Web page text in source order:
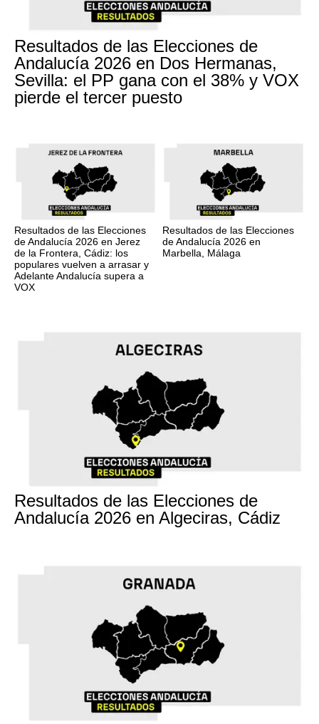
Resultados de las Elecciones de
Andalucía 2026 en Dos Hermanas,
Sevilla: el PP gana con el 38% y VOX
pierde el tercer puesto
Resultados de las Elecciones
de Andalucía 2026 en Jerez
de la Frontera, Cádiz: los
populares vuelven a arrasar y
Adelante Andalucía supera a
VOX
Resultados de las Elecciones
de Andalucía 2026 en
Marbella, Málaga
Resultados de las Elecciones de
Andalucía 2026 en Algeciras, Cádiz